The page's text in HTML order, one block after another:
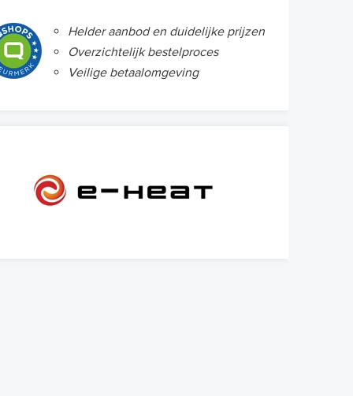
Helder aanbod en duidelijke prijzen
Overzichtelijk bestelproces
Veilige betaalomgeving